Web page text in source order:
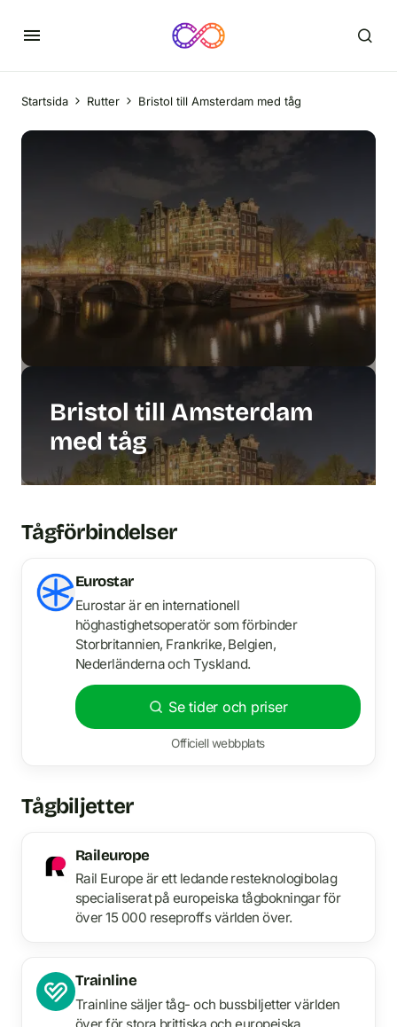
Startsida Rutter Bristol till Amsterdam med tåg
Bristol till Amsterdam
med tåg
Tågförbindelser
Eurostar
Eurostar är en internationell
höghastighetsoperatör som förbinder
Storbritannien, Frankrike, Belgien,
Nederländerna och Tyskland.
Se tider och priser
Officiell webbplats
Tågbiljetter
Raileurope
Rail Europe är ett ledande resteknologibolag
specialiserat på europeiska tågbokningar för
över 15 000 reseproffs världen över.
Trainline
Trainline säljer tåg- och bussbiljetter världen